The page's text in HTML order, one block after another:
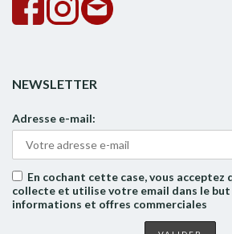
NEWSLETTER
Adresse e-mail:
En cochant cette case, vous acceptez
collecte et utilise votre email dans le but
informations et offres commerciales